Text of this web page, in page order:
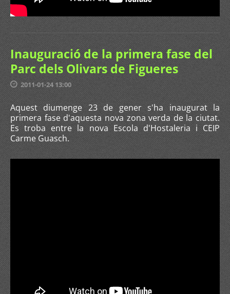
Inauguració de la primera fase del
Parc dels Olivars de Figueres
2011-01-24 13:00
Aquest diumenge 23 de gener s'ha inaugurat la
primera fase d'aquesta nova zona verda de la ciutat.
Es troba entre la nova Escola d'Hostaleria i CEIP
Carme Guasch.